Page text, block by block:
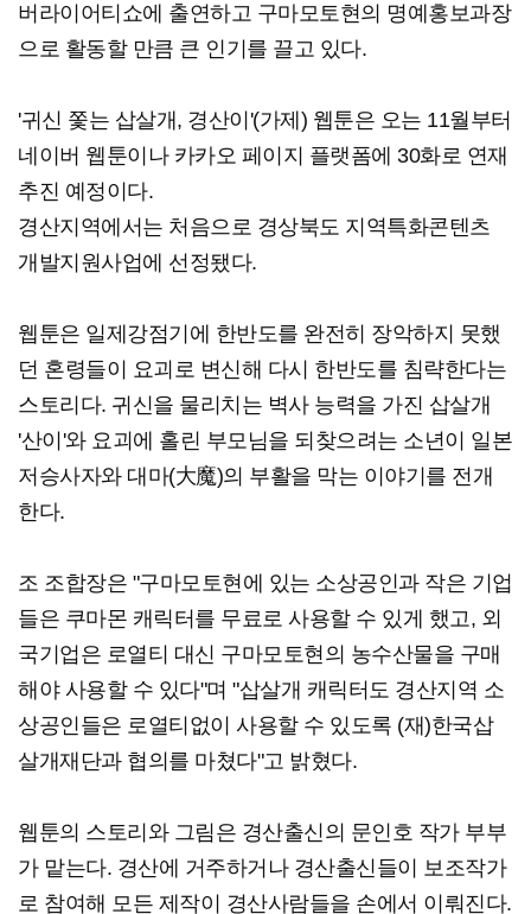
버라이어티쇼에 출연하고 구마모토현의 명예홍보과장
으로 활동할 만큼 큰 인기를 끌고 있다.
'귀신 쫓는 삽살개, 경산이'(가제) 웹툰은 오는 11월부터
네이버 웹툰이나 카카오 페이지 플랫폼에 30화로 연재
추진 예정이다.
경산지역에서는 처음으로 경상북도 지역특화콘텐츠
개발지원사업에 선정됐다.
웹툰은 일제강점기에 한반도를 완전히 장악하지 못했
던 혼령들이 요괴로 변신해 다시 한반도를 침략한다는
스토리다. 귀신을 물리치는 벽사 능력을 가진 삽살개
'산이'와 요괴에 홀린 부모님을 되찾으려는 소년이 일본
저승사자와 대마(大魔)의 부활을 막는 이야기를 전개
한다.
조 조합장은 "구마모토현에 있는 소상공인과 작은 기업
들은 쿠마몬 캐릭터를 무료로 사용할 수 있게 했고, 외
국기업은 로열티 대신 구마모토현의 농수산물을 구매
해야 사용할 수 있다"며 "삽살개 캐릭터도 경산지역 소
상공인들은 로열티없이 사용할 수 있도록 (재)한국삽
살개재단과 협의를 마쳤다"고 밝혔다.
웹툰의 스토리와 그림은 경산출신의 문인호 작가 부부
가 맡는다. 경산에 거주하거나 경산출신들이 보조작가
로 참여해 모든 제작이 경산사람들을 손에서 이뤄진다.